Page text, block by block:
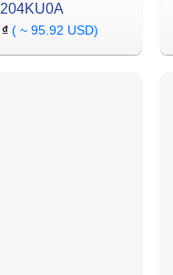
₫ ( ~ 95.92 USD)